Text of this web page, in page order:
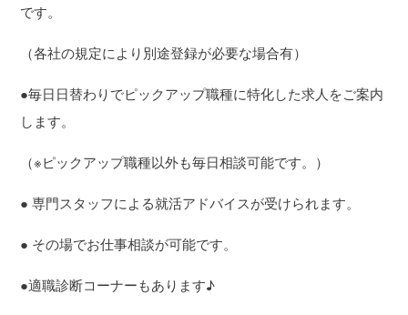
です。
（各社の規定により別途登録が必要な場合有）
●毎日日替わりでピックアップ職種に特化した求人をご案内
します。
（※ピックアップ職種以外も毎日相談可能です。）
● 専門スタッフによる就活アドバイスが受けられます。
● その場でお仕事相談が可能です。
●適職診断コーナーもあります♪